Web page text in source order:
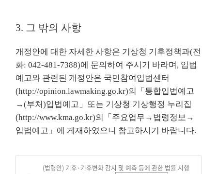
3. 그 밖의 사항
개정안에 대한 자세한 사항은 기상청 기후정책과(전
화: 042-481-7388)에 문의하여 주시기 바라며, 입법
예고와 관련된 개정안은 국민참여입법센터
(http://opinion.lawmaking.go.kr)의「통합입법예고
→(부처)입법예고」또는 기상청 기상행정 누리집
(http://www.kma.go.kr)의「주요업무→법령정보→
입법예고」에 게재하였으니 참고하시기 바랍니다.
(법령안) 기후·기후변화 감시 및 예측 등에 관한 법률 시행